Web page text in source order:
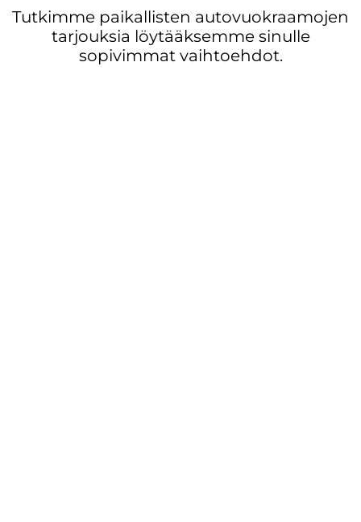
Tutkimme paikallisten autovuokraamojen
tarjouksia löytääksemme sinulle
sopivimmat vaihtoehdot.